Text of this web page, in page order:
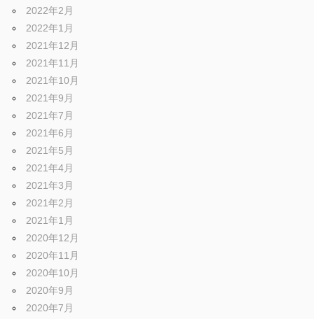
2022年2月
2022年1月
2021年12月
2021年11月
2021年10月
2021年9月
2021年7月
2021年6月
2021年5月
2021年4月
2021年3月
2021年2月
2021年1月
2020年12月
2020年11月
2020年10月
2020年9月
2020年7月